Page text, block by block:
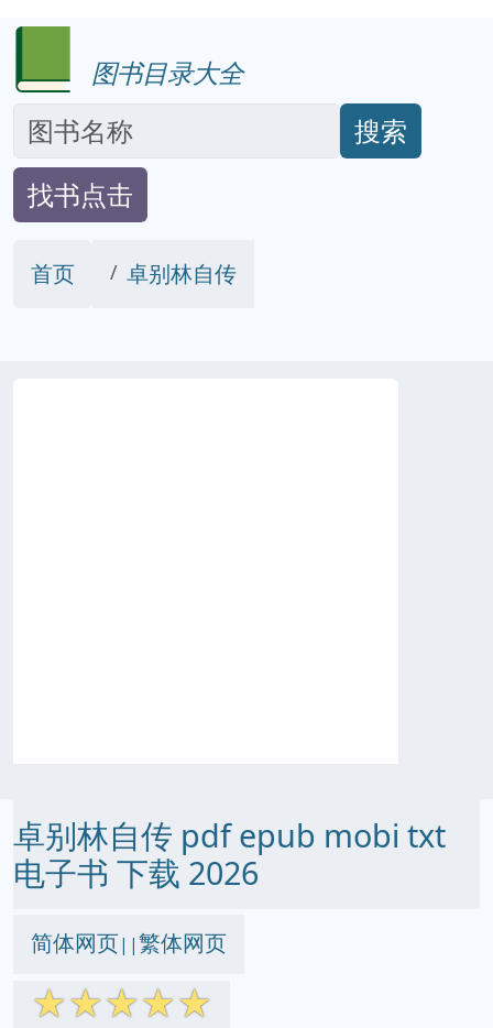
图书目录大全
搜索
找书点击
首页 卓别林自传
卓别林自传 pdf epub mobi txt
电子书 下载 2026
简体网页||繁体网页
☆☆☆☆☆